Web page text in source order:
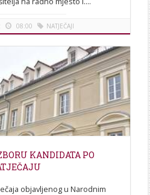
[više]
08:00 NATJEČAJI
KANDIDATA PO
objavljenog u Narodnim